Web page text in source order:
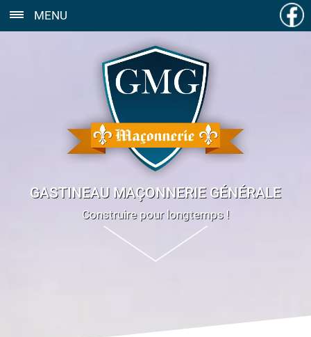
MENU
GASTINEAU MAÇONNERIE GÉNÉRALE
Construire pour longtemps !